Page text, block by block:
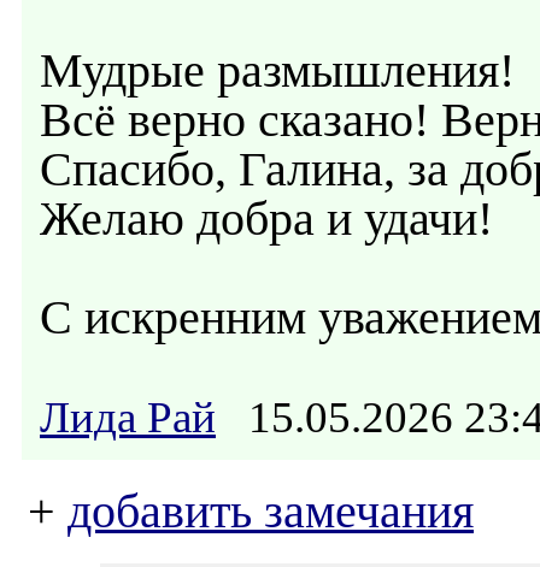
Мудрые размышления!
Всё верно сказано!
Спасибо, Галина, за
Желаю добра и удачи!
С искренним
Лида Рай 15.05.2026
+ добавить замечания